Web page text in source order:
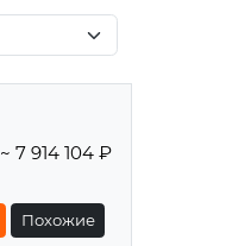
~ 7 914 104 ₽
Похожие